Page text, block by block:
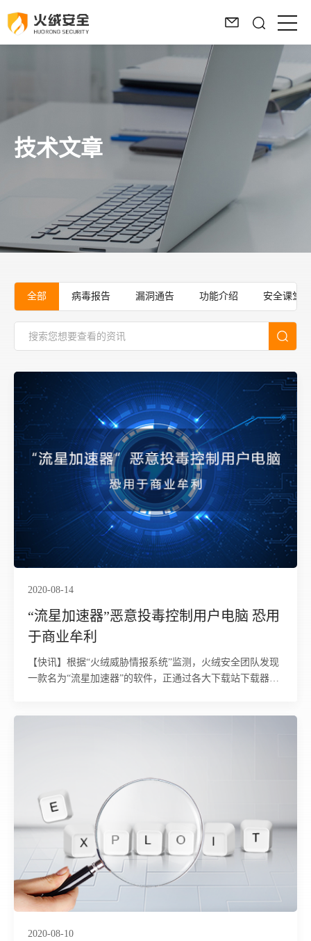
技术文章
全部 病毒报告 漏洞通告 功能介绍 安全课堂
2020-08-14
“流星加速器”恶意投毒控制用户电脑 恐用
于商业牟利
【快讯】根据“火绒威胁情报系统”监测，火绒安全团队发现
一款名为“流星加速器”的软件，正通过各大下载站下载器进
2020-08-10